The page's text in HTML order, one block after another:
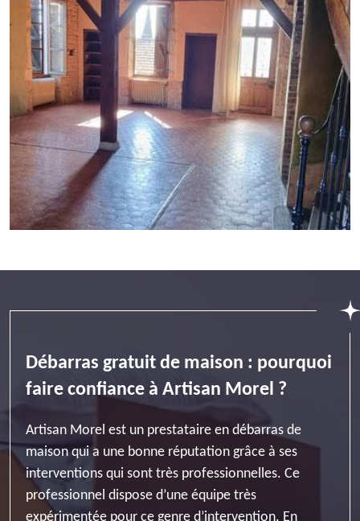
Débarras gratuit de maison : pourquoi
faire confiance à Artisan Morel ?
Artisan Morel est un prestataire en débarras de
maison qui a une bonne réputation grâce à ses
interventions qui sont très professionnelles. Ce
professionnel dispose d’une équipe très
expérimentée pour ce genre d’intervention. En